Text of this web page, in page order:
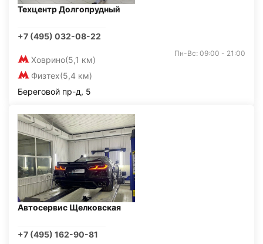
Техцентр Долгопрудный
+7 (495) 032-08-22
Ховрино(5,1 км)
Физтех(5,4 км)
Пн-Вс: 09:00 - 21:00
Береговой пр-д, 5
Автосервис Щелковская
+7 (495) 162-90-81